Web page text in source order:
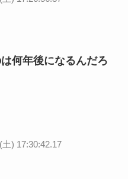
何年後になるんだろ
土) 17:30:42.17